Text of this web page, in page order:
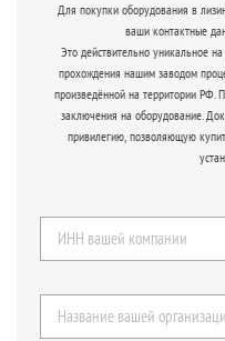
Для покупки оборудования в
ваши контактные
Это действительно уникальное
прохождения нашим заводом
произведённой на территории РФ.
заключения на оборудование.
привилегию, позволяющую